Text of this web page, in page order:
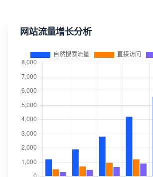
网站流量增长分析